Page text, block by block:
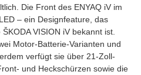
Die Front des ENYAQ iV im
– ein Designfeature, das
VISION iV bekannt ist.
Motor-Batterie-Varianten und
verfügt sie über 21-Zoll-
und Heckschürzen sowie die